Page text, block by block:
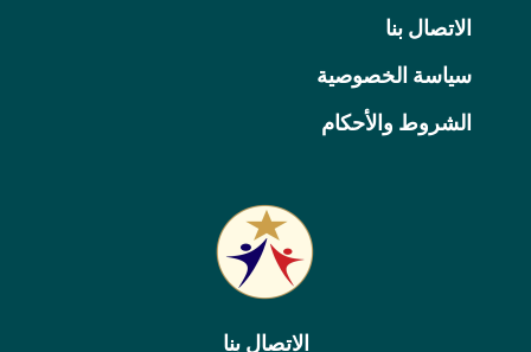
الاتصال بنا
سياسة الخصوصية
الشروط والأحكام
الاتصال بنا